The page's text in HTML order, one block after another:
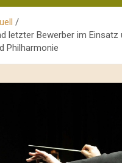
letzter Bewerber im Einsatz
Philharmonie